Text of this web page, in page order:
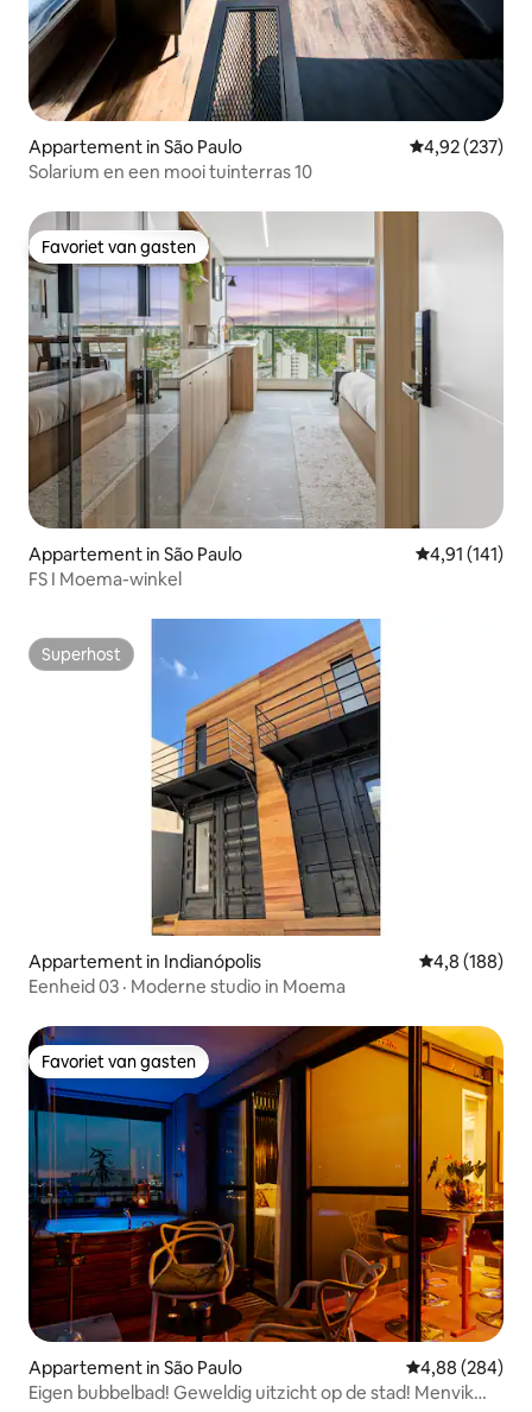
Appartement in São Paulo Gemiddelde
4,92 (237)
Solarium en een mooi tuinterras 10
Favoriet van gasten
Favoriet van gasten
Appartement in São Paulo Gemiddelde
4,91 (141)
FS I Moema-winkel
Superhost
Superhost
Appartement in Indianópolis Gemiddelde
4,8 (188)
Eenheid 03 · Moderne studio in Moema
Favoriet van gasten
Favoriet van gasten
Appartement in São Paulo Gemiddelde
4,88 (284)
Eigen bubbelbad! Geweldig uitzicht op de stad! Menvik